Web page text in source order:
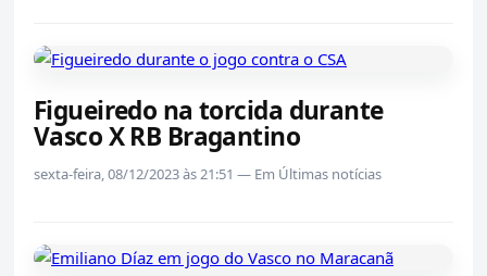
Figueiredo na torcida durante
Vasco X RB Bragantino
sexta-feira, 08/12/2023 às 21:51 — Em Últimas notícias